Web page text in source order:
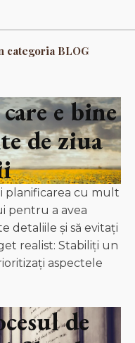
categoria BLOG
e bine
de ziua
planificarea cu mult
pentru a avea
detaliile și să evitați
realist: Stabiliți un
aspectele
de